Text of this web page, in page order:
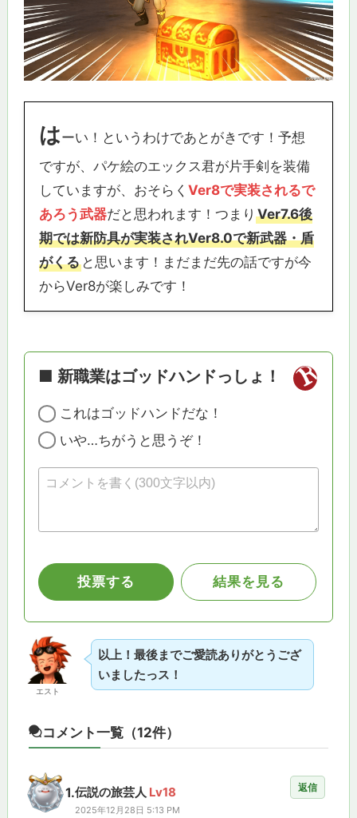
はーい！というわけであとがきです！予想
ですが、パケ絵のエックス君が片手剣を装備
していますが、おそらく Ver8で実装されるで
あろう武器だと思われます！つまり Ver7.6後
期では新防具が実装されVer8.0で新武器・盾
がくると思います！まだまだ先の話ですが今
からVer8が楽しみです！
エスト
以上！最後までご愛読ありがとうござ
いましたっス！
コメント一覧（12件）
1.伝説の旅芸人 Lv18
2025年12月28日 5:13 PM
返信